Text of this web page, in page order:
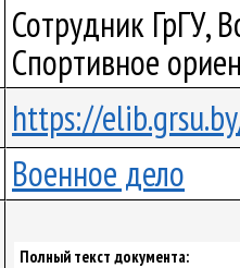
Сотрудник ГрГУ,
Спортивное
https://
Военное дело
Полный текст документа: